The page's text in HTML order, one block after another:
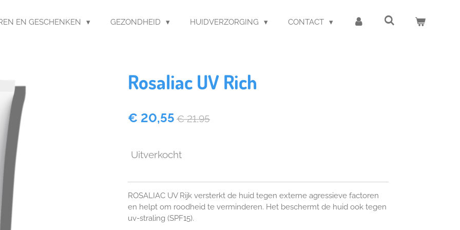
EN GESCHENKEN GEZONDHEID HUIDVERZORGING CONTACT
Rosaliac UV Rich
€ 20,55 € 21,95
Uitverkocht
ROSALIAC UV Rijk versterkt de huid tegen externe agressieve factoren
en helpt om roodheid te verminderen. Het beschermt de huid ook tegen
uv-straling (SPF15).